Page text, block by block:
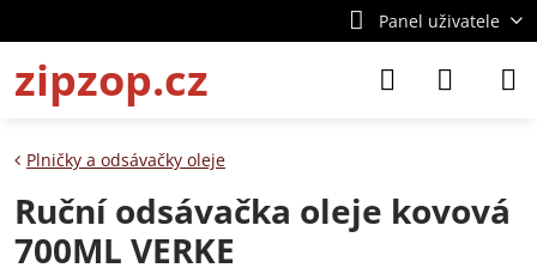
Panel uživatele
zipzop.cz
Plničky a odsávačky oleje
Ruční odsávačka oleje kovová
700ML VERKE